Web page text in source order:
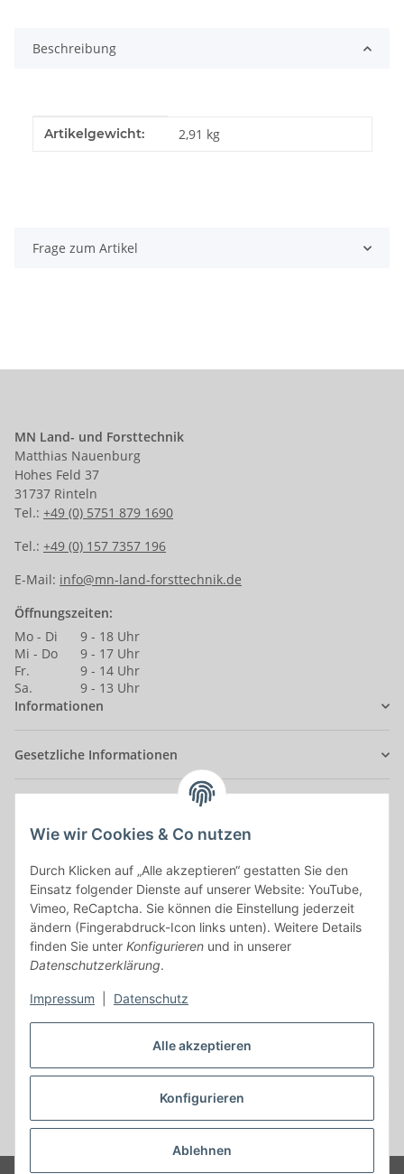
Alle akzeptieren
Konfigurieren
Ablehnen
Wie wir Cookies & Co nutzen
Durch Klicken auf „Alle akzeptieren“ gestatten Sie den
Einsatz folgender Dienste auf unserer Website: YouTube,
Vimeo, ReCaptcha. Sie können die Einstellung jederzeit
ändern (Fingerabdruck-Icon links unten). Weitere Details
finden Sie unter Konfigurieren und in unserer
Datenschutzerklärung.
Impressum Datenschutz
Beschreibung
Produkteigenschaft
Wert
Artikelgewicht: 2,91 kg
Frage zum Artikel
MN Land- und Forsttechnik
Matthias Nauenburg
Hohes Feld 37
31737 Rinteln
Tel.: +49 (0) 5751 879 1690
Tel.: +49 (0) 157 7357 196
E-Mail: info@mn-land-forsttechnik.de
Öffnungszeiten:
Mo - Di
9 - 18 Uhr
Mi - Do
9 - 17 Uhr
Fr.
9 - 14 Uhr
Sa.
9 - 13 Uhr
Informationen
Gesetzliche Informationen
Alle mit*markierten Felder sind Pflichtfelder.
E-Mail-Adresse
Passwort
Passwort vergessen
Neu hier?
Vertrag widerrufen
* Alle Preise inkl. gesetzlicher USt., zzgl.Versand